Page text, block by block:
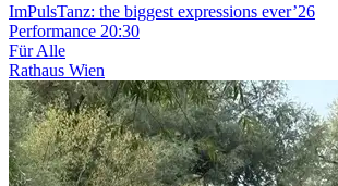
ImPulsTanz: the biggest expressions ever’26
Performance 20:30
Für Alle
Rathaus Wien